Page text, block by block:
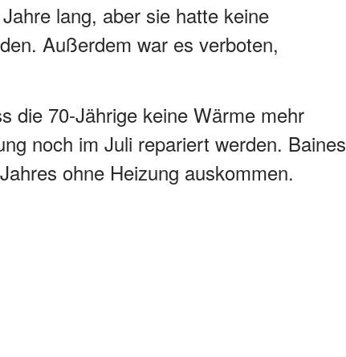
lang, aber sie hatte keine
Außerdem war es verboten,
die 70-Jährige keine Wärme mehr
noch im Juli repariert werden. Baines
ohne Heizung auskommen.